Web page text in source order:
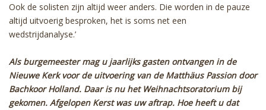
Ook de solisten zijn altijd weer anders. Die worden in de pauze
altijd uitvoerig besproken, het is soms net een
wedstrijdanalyse.’
Als burgemeester mag u jaarlijks gasten ontvangen in de
Nieuwe Kerk voor de uitvoering van de Matthäus Passion door
Bachkoor Holland. Daar is nu het Weihnachtsoratorium bij
gekomen. Afgelopen Kerst was uw aftrap. Hoe heeft u dat